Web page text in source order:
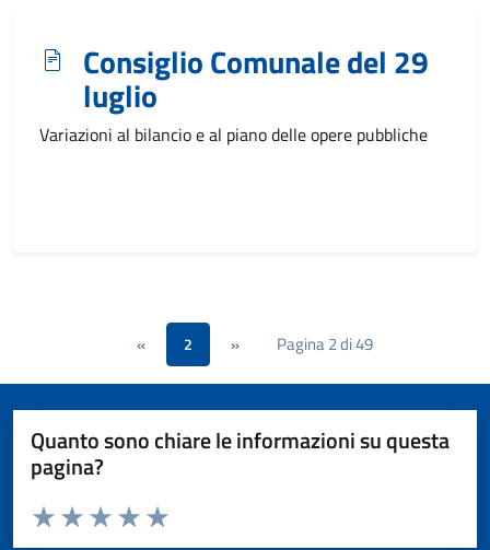
Consiglio Comunale del 29
luglio
Variazioni al bilancio e al piano delle opere pubbliche
« 2 » Pagina 2 di 49
Quanto sono chiare le informazioni su questa
pagina?
Valuta da 1 a 5 stelle la pagina
Valuta 5 stelle su 5
Valuta 4 stelle su 5
Valuta 3 stelle su 5
Valuta 2 stelle su 5
Valuta 1 stelle su 5